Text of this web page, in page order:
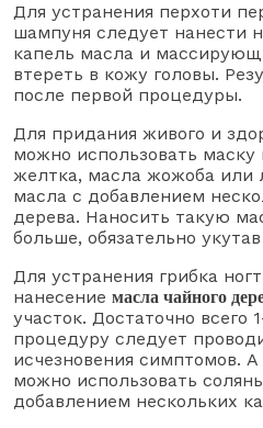
Для устранения перхоти
шампуня следует нанести
капель масла и
втереть в кожу головы.
после первой процедуры.
Для придания живого и
можно использовать маску
желтка, масла жожоба или
масла с добавлением
дерева. Наносить такую
больше, обязательно
Для устранения грибка
нанесение масла чайного
участок. Достаточно всего
процедуру следует
исчезновения симптомов.
можно использовать
добавлением нескольких